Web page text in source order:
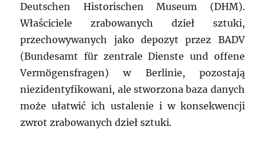
Deutschen Historischen Museum (DHM).
Właściciele zrabowanych dzieł sztuki,
przechowywanych jako depozyt przez BADV
(Bundesamt für zentrale Dienste und offene
Vermögensfragen) w Berlinie, pozostają
niezidentyfikowani, ale stworzona baza danych
może ułatwić ich ustalenie i w konsekwencji
zwrot zrabowanych dzieł sztuki.